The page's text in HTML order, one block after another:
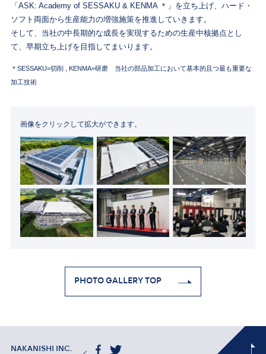
「ASK: Academy of SESSAKU & KENMA ＊」を立ち上げ、ハード・
ソフト両面から生産能力の増強施策を推進していきます。
そして、当社の中長期的な成長を実現するための生産中核拠点とし
て、早期立ち上げを目指してまいります。
＊SESSAKU=切削 , KENMA=研磨 当社の部品加工において基本的且つ最も重要な
加工技術
画像をクリックして拡大ができます。
PHOTO GALLERY TOP
NAKANISHI INC.